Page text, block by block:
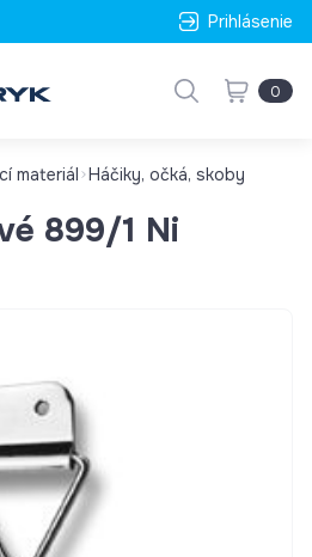
Prihlásenie
0
materiál Háčiky, očká, skoby
899/1 Ni